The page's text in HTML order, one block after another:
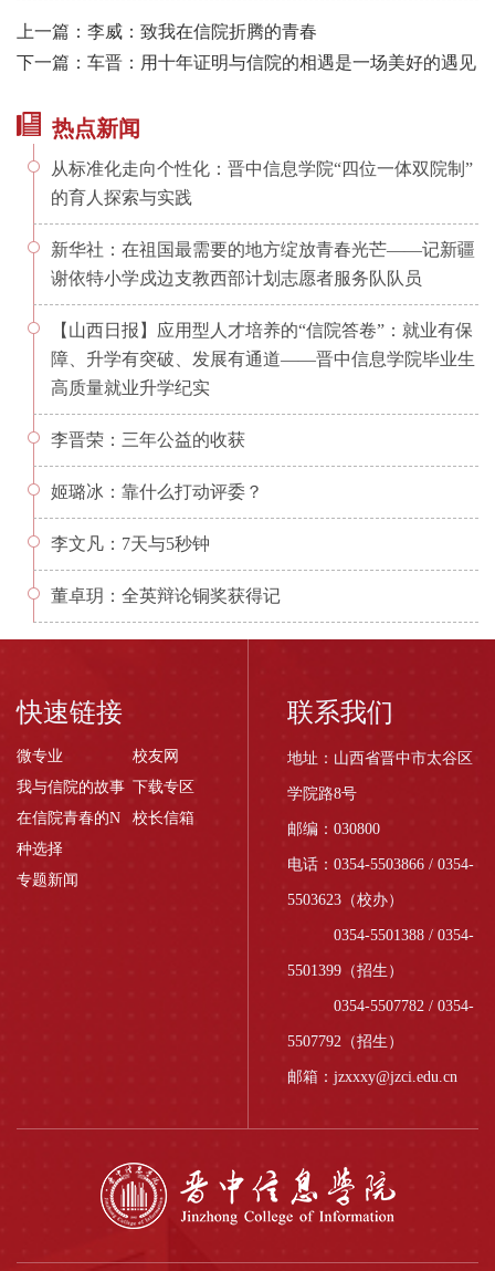
上一篇：李威：致我在信院折腾的青春
下一篇：车晋：用十年证明与信院的相遇是一场美好的遇见
热点新闻
从标准化走向个性化：晋中信息学院“四位一体双院制”
的育人探索与实践
新华社：在祖国最需要的地方绽放青春光芒——记新疆
谢依特小学戍边支教西部计划志愿者服务队队员
【山西日报】应用型人才培养的“信院答卷”：就业有保
障、升学有突破、发展有通道——晋中信息学院毕业生
高质量就业升学纪实
李晋荣：三年公益的收获
姬璐冰：靠什么打动评委？
李文凡：7天与5秒钟
董卓玥：全英辩论铜奖获得记
快速链接
微专业
校友网
我与信院的故事 下载专区
在信院青春的N
种选择
校长信箱
专题新闻
联系我们
地址：山西省晋中市太谷区
学院路8号
邮编：030800
电话：0354-5503866 / 0354-
5503623（校办）
0354-5501388 / 0354-
5501399（招生）
0354-5507782 / 0354-
5507792（招生）
邮箱：jzxxxy@jzci.edu.cn